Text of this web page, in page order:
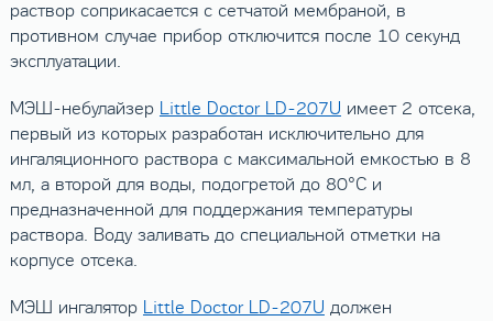
раствор соприкасается с сетчатой мембраной, в
противном случае прибор отключится после 10 секунд
эксплуатации.
МЭШ-небулайзер Little Doctor LD-207U имеет 2 отсека,
первый из которых разработан исключительно для
ингаляционного раствора с максимальной емкостью в 8
мл, а второй для воды, подогретой до 80°C и
предназначенной для поддержания температуры
раствора. Воду заливать до специальной отметки на
корпусе отсека.
МЭШ ингалятор Little Doctor LD-207U должен